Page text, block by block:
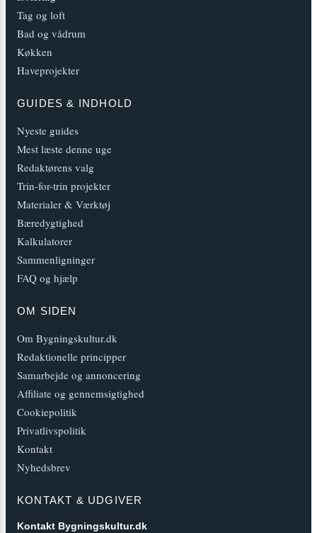
Tag og loft
Bad og vådrum
Køkken
Haveprojekter
GUIDES & INDHOLD
Nyeste guides
Mest læste denne uge
Redaktørens valg
Trin-for-trin projekter
Materialer & Værktøj
Bæredygtighed
Kalkulatorer
Sammenligninger
FAQ og hjælp
OM SIDEN
Om Bygningskultur.dk
Redaktionelle principper
Samarbejde og annoncering
Affiliate og gennemsigtighed
Cookiepolitik
Privatlivspolitik
Kontakt
Nyhedsbrev
KONTAKT & UDGIVER
Kontakt Bygningskultur.dk